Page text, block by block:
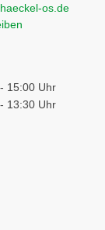
os.de
15:00 Uhr
13:30 Uhr